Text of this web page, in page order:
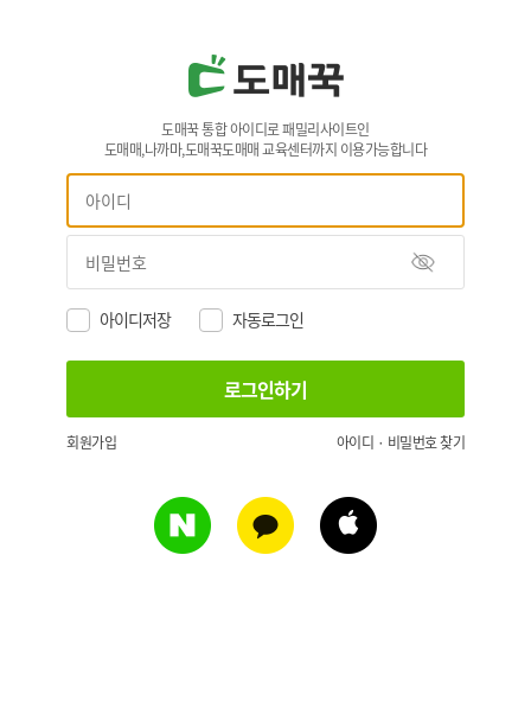
도매꾹 통합 아이디로 패밀리사이트인
도매매,나까마,도매꾹도매매 교육센터까지 이용가능합니다
아이디저장 자동로그인
회원가입 아이디 · 비밀번호 찾기